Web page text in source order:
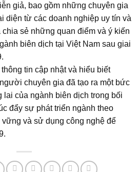
giả, bao gồm những chuyên gia
diện từ các doanh nghiệp uy tín và
sẻ những quan điểm và ý kiến
biên dịch tại Việt Nam sau giai
tin cập nhật và hiểu biết
chuyên gia đã tạo ra một bức
lai của ngành biên dịch trong bối
đẩy sự phát triển ngành theo
và sử dụng công nghệ để